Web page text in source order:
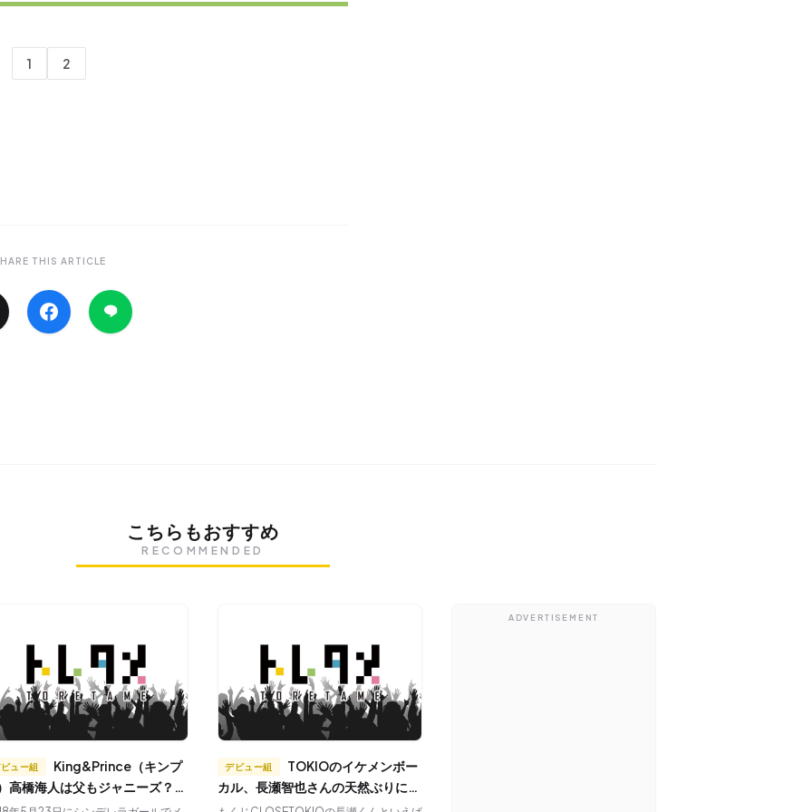
1 2
THIS ARTICLE
こちらもおすすめ
RECOMMENDED
ュー組
高橋海人は父もジャニーズ？出
校とハーフの真相、性格に迫
デビュー組
カル、長瀬智也さんの天然ぶりにビ
ックリ！
ADVERTISEMENT